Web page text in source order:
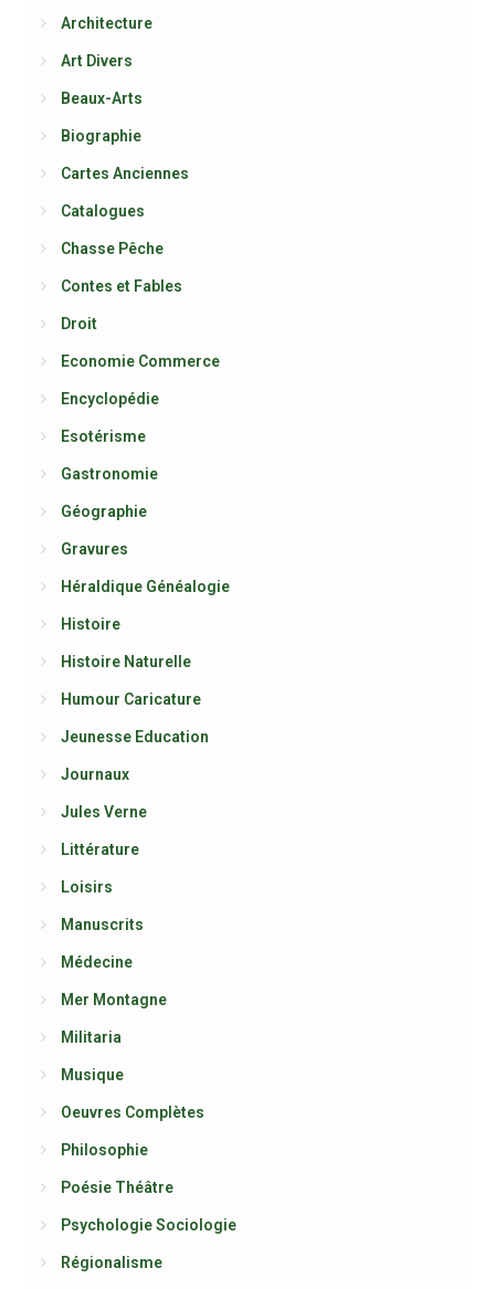
Architecture
Art Divers
Beaux-Arts
Biographie
Cartes Anciennes
Catalogues
Chasse Pêche
Contes et Fables
Droit
Economie Commerce
Encyclopédie
Esotérisme
Gastronomie
Géographie
Gravures
Héraldique Généalogie
Histoire
Histoire Naturelle
Humour Caricature
Jeunesse Education
Journaux
Jules Verne
Littérature
Loisirs
Manuscrits
Médecine
Mer Montagne
Militaria
Musique
Oeuvres Complètes
Philosophie
Poésie Théâtre
Psychologie Sociologie
Régionalisme